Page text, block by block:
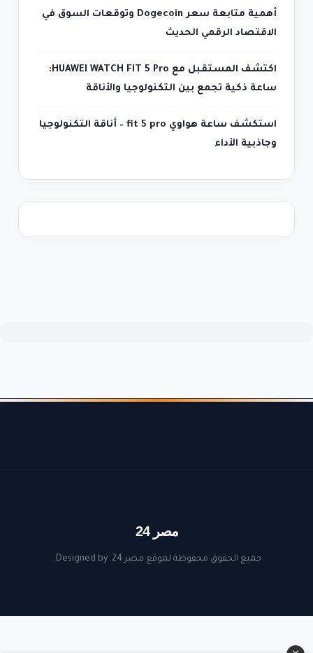
أهمية متابعة سعر Dogecoin وتوقعات السوق في
الاقتصاد الرقمي الحديث
اكتشف المستقبل مع HUAWEI WATCH FIT 5 Pro:
ساعة ذكية تجمع بين التكنولوجيا والأناقة
استكشف ساعة هواوي fit 5 pro – أناقة التكنولوجيا
وجاذبية الأداء
مصر 24
جميع الحقوق محفوظة لموقع مصر 24. Designed by .